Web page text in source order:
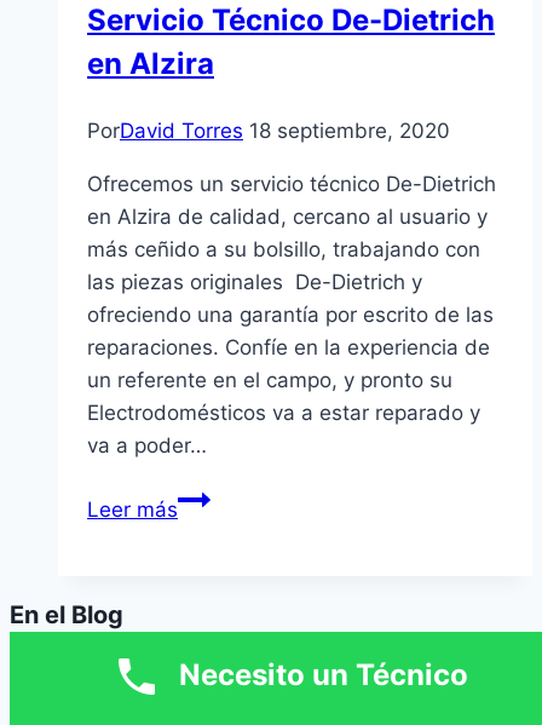
Servicio Técnico De-Dietrich
en Alzira
PorDavid Torres 18 septiembre, 2020
Ofrecemos un servicio técnico De-Dietrich
en Alzira de calidad, cercano al usuario y
más ceñido a su bolsillo, trabajando con
las piezas originales De-Dietrich y
ofreciendo una garantía por escrito de las
reparaciones. Confíe en la experiencia de
un referente en el campo, y pronto su
Electrodomésticos va a estar reparado y
va a poder…
Leer másServicio
en
Alzira
En el Blog
Necesito un Técnico